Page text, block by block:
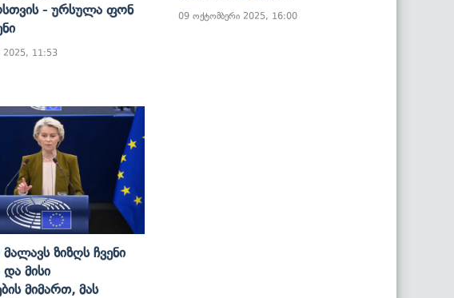
- Ურსულა Ფონ
2025, 11:53
09 ოქტომბერი 2025, 16:00
Ზიზღს Ჩვენი
Და Მისი
Მიმართ, Მას